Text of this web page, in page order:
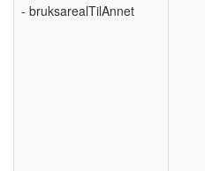
- bruksarealTilAnnet